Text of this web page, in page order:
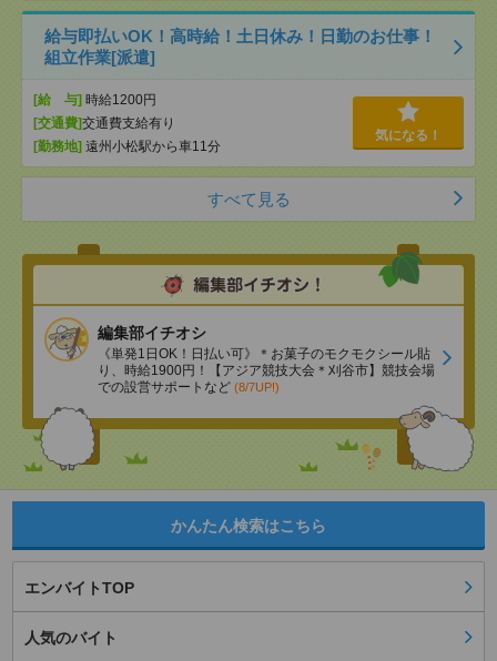
給与即払いOK！高時給！土日休み！日勤のお仕事！
組立作業[派遣]
[給 与] 時給1200円
[交通費]交通費支給有り
[勤務地] 遠州小松駅から車11分
気になる！
すべて見る
編集部イチオシ
《単発1日OK！日払い可》＊お菓子のモクモクシール貼
り、時給1900円！【アジア競技大会＊刈谷市】競技会場
での設営サポートなど (8/7UP!)
かんたん検索はこちら
エンバイトTOP
人気のバイト